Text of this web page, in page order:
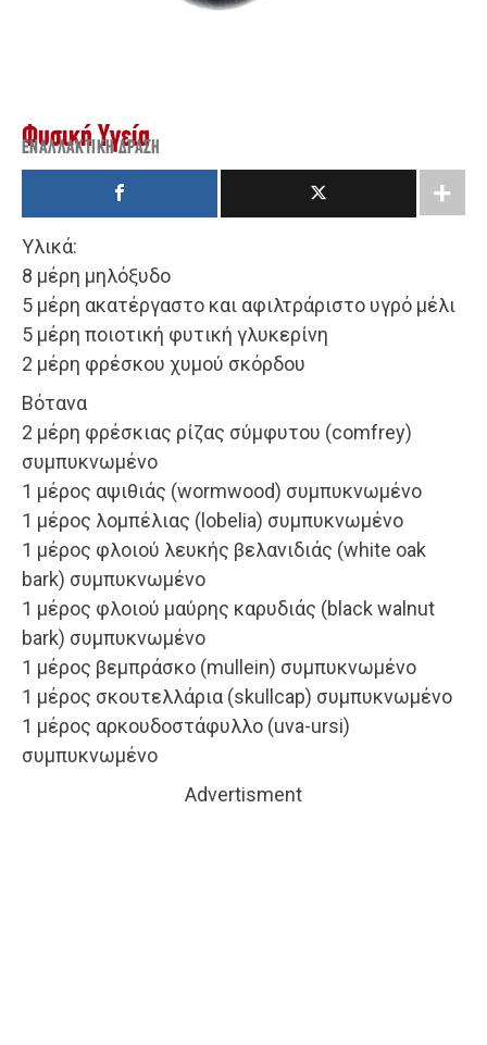
Φυσική Υγεία
ΕΝΑΛΛΑΚΤΙΚΉ ΔΡΆΣΗ
Υλικά:
8 μέρη μηλόξυδο
5 μέρη ακατέργαστο και αφιλτράριστο υγρό μέλι
5 μέρη ποιοτική φυτική γλυκερίνη
2 μέρη φρέσκου χυμού σκόρδου
Βότανα
2 μέρη φρέσκιας ρίζας σύμφυτου (comfrey)
συμπυκνωμένο
1 μέρος αψιθιάς (wormwood) συμπυκνωμένο
1 μέρος λομπέλιας (lobelia) συμπυκνωμένο
1 μέρος φλοιού λευκής βελανιδιάς (white oak
bark) συμπυκνωμένο
1 μέρος φλοιού μαύρης καρυδιάς (black walnut
bark) συμπυκνωμένο
1 μέρος βεμπράσκο (mullein) συμπυκνωμένο
1 μέρος σκουτελλάρια (skullcap) συμπυκνωμένο
1 μέρος αρκουδοστάφυλλο (uva-ursi)
συμπυκνωμένο
Advertisment